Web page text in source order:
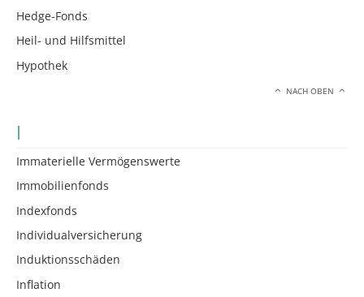
Hedge-Fonds
Heil- und Hilfsmittel
Hypothek
NACH OBEN
I
Immaterielle Vermögenswerte
Immobilienfonds
Indexfonds
Individualversicherung
Induktionsschäden
Inflation